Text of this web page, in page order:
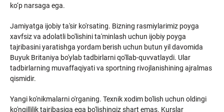
ko‘p narsaga ega.
Jamiyatga ijobiy ta'sir ko'rsating. Bizning rasmiylarimiz poyga
xavfsiz va adolatli bo'lishini ta'minlash uchun ijobiy poyga
tajribasini yaratishga yordam berish uchun butun yil davomida
Buyuk Britaniya bo'ylab tadbirlarni qo'llab-quvvatlaydi. Ular
tadbirlarning muvaffaqiyati va sportning rivojlanishining ajralmas
qismidir.
Yangi ko'nikmalarni o'rganing. Texnik xodim bo'lish uchun oldingi
ko'ngillilik tajribasiga ega bo'lishingiz shart emas. Kurslar